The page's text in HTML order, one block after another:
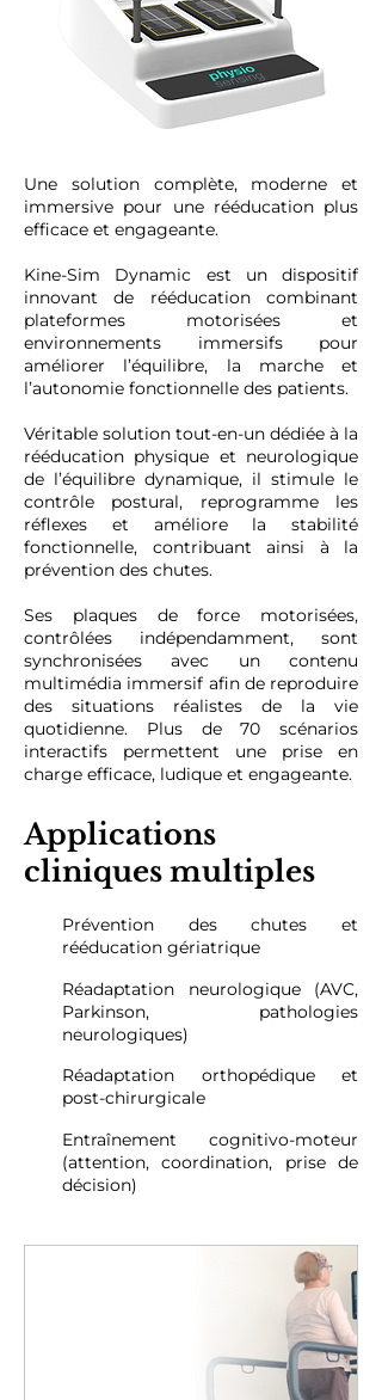
Une solution complète, moderne et
immersive pour une rééducation plus
efficace et engageante.
Kine-Sim Dynamic est un dispositif
innovant de rééducation combinant
plateformes motorisées et
environnements immersifs pour
améliorer l’équilibre, la marche et
l’autonomie fonctionnelle des patients.
Véritable solution tout-en-un dédiée à la
rééducation physique et neurologique
de l’équilibre dynamique, il stimule le
contrôle postural, reprogramme les
réflexes et améliore la stabilité
fonctionnelle, contribuant ainsi à la
prévention des chutes.
Ses plaques de force motorisées,
contrôlées indépendamment, sont
synchronisées avec un contenu
multimédia immersif afin de reproduire
des situations réalistes de la vie
quotidienne. Plus de 70 scénarios
interactifs permettent une prise en
charge efficace, ludique et engageante.
Applications
cliniques multiples
Prévention des chutes et
rééducation gériatrique
Réadaptation neurologique (AVC,
Parkinson, pathologies
neurologiques)
Réadaptation orthopédique et
post-chirurgicale
Entraînement cognitivo-moteur
(attention, coordination, prise de
décision)